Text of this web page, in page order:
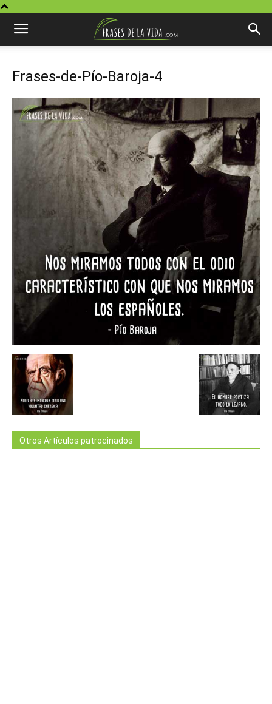
Frases-de-Pío-Baroja-4
Otros Artículos patrocinados